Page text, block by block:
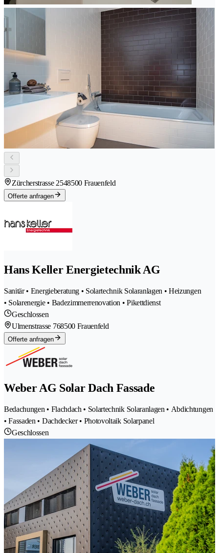
Zürcherstrasse 2548500 Frauenfeld
Offerte anfragen
Hans Keller Energietechnik AG
Sanitär • Energieberatung • Solartechnik Solaranlagen • Heizungen
• Solarenergie • Badezimmerrenovation • Pikettdienst
Geschlossen
Ulmenstrasse 768500 Frauenfeld
Offerte anfragen
Weber AG Solar Dach Fassade
Bedachungen • Flachdach • Solartechnik Solaranlagen • Abdichtungen
• Fassaden • Dachdecker • Photovoltaik Solarpanel
Geschlossen